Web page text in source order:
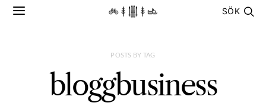
SÖK
POSTS BY TAG
bloggbusiness